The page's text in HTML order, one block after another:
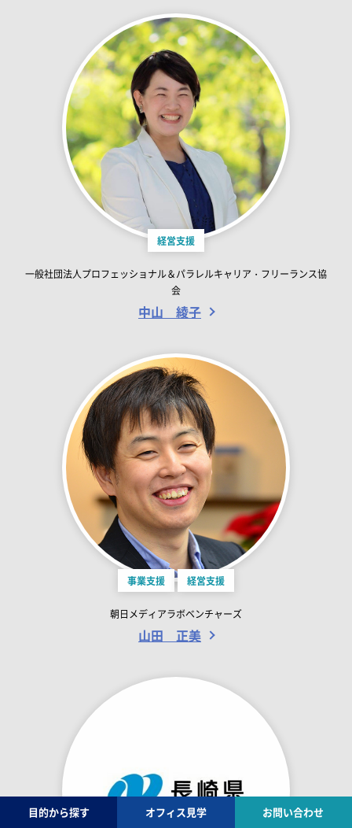
経営支援
一般社団法人プロフェッショナル＆パラレルキャリア・フリーランス協
会
中山 綾子
事業支援 経営支援
朝日メディアラボベンチャーズ
山田 正美
目的から探す オフィス見学 お問い合わせ